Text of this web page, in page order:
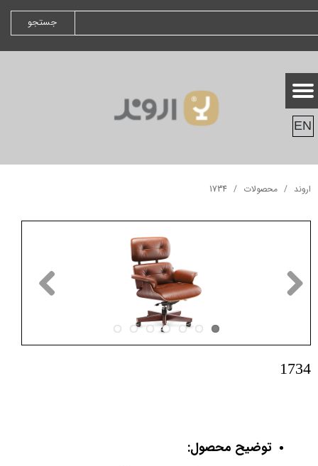
جستجو
EN
اروند محصولات 1734
1734
توضیح محصول: